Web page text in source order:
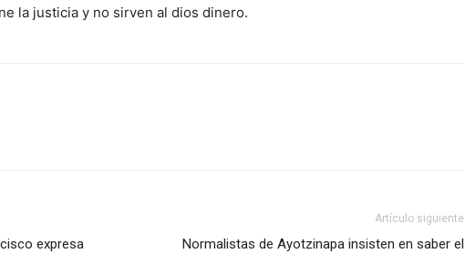
la justicia y no sirven al dios dinero.
expresa
Artículo siguiente
Normalistas de Ayotzinapa insisten en saber el